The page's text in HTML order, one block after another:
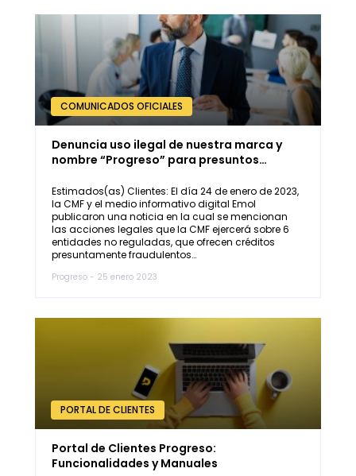
COMUNICADOS OFICIALES
Denuncia uso ilegal de nuestra marca y
nombre “Progreso” para presuntos…
Estimados(as) Clientes: El día 24 de enero de 2023,
la CMF y el medio informativo digital Emol
publicaron una noticia en la cual se mencionan
las acciones legales que la CMF ejercerá sobre 6
entidades no reguladas, que ofrecen créditos
presuntamente fraudulentos…
Progreso - 25 enero 2023
PORTAL DE CLIENTES
Portal de Clientes Progreso:
Funcionalidades y Manuales